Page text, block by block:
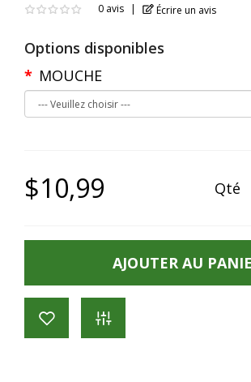
0 avis Écrire un avis
Options disponibles
MOUCHE
$10,99 Qté
AJOUTER AU